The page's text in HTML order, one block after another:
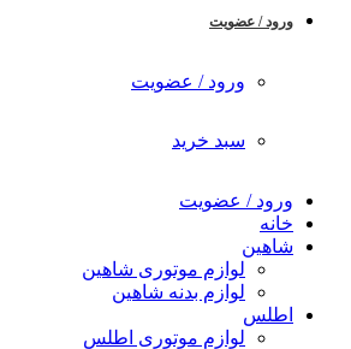
ورود / عضویت
ورود / عضویت
سبد خرید
ورود / عضویت
خانه
شاهین
لوازم موتوری شاهین
لوازم بدنه شاهین
اطلس
لوازم موتوری اطلس